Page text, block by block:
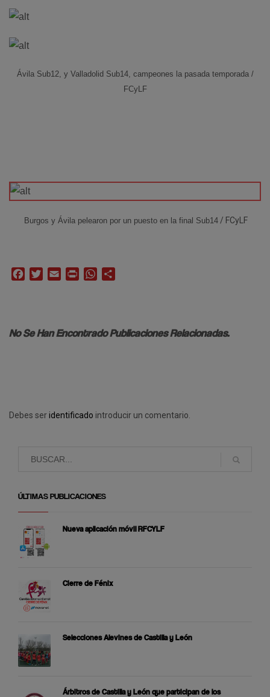
Ávila Sub12, y Valladolid Sub14, campeones la pasada temporada /
FCyLF
Burgos y Ávila pelearon por un puesto en la final Sub14 / FCyLF
FacebookTwitterEmail Print WhatsApp
No Se Han Encontrado Publicaciones Relacionadas.
Debes seridentificado introducir un comentario.
ÚLTIMAS PUBLICACIONES
Nueva aplicación móvil RFCYLF
Cierre de Fénix
Selecciones Alevines de Castilla y León
Árbitros de Castilla y León que participan de los